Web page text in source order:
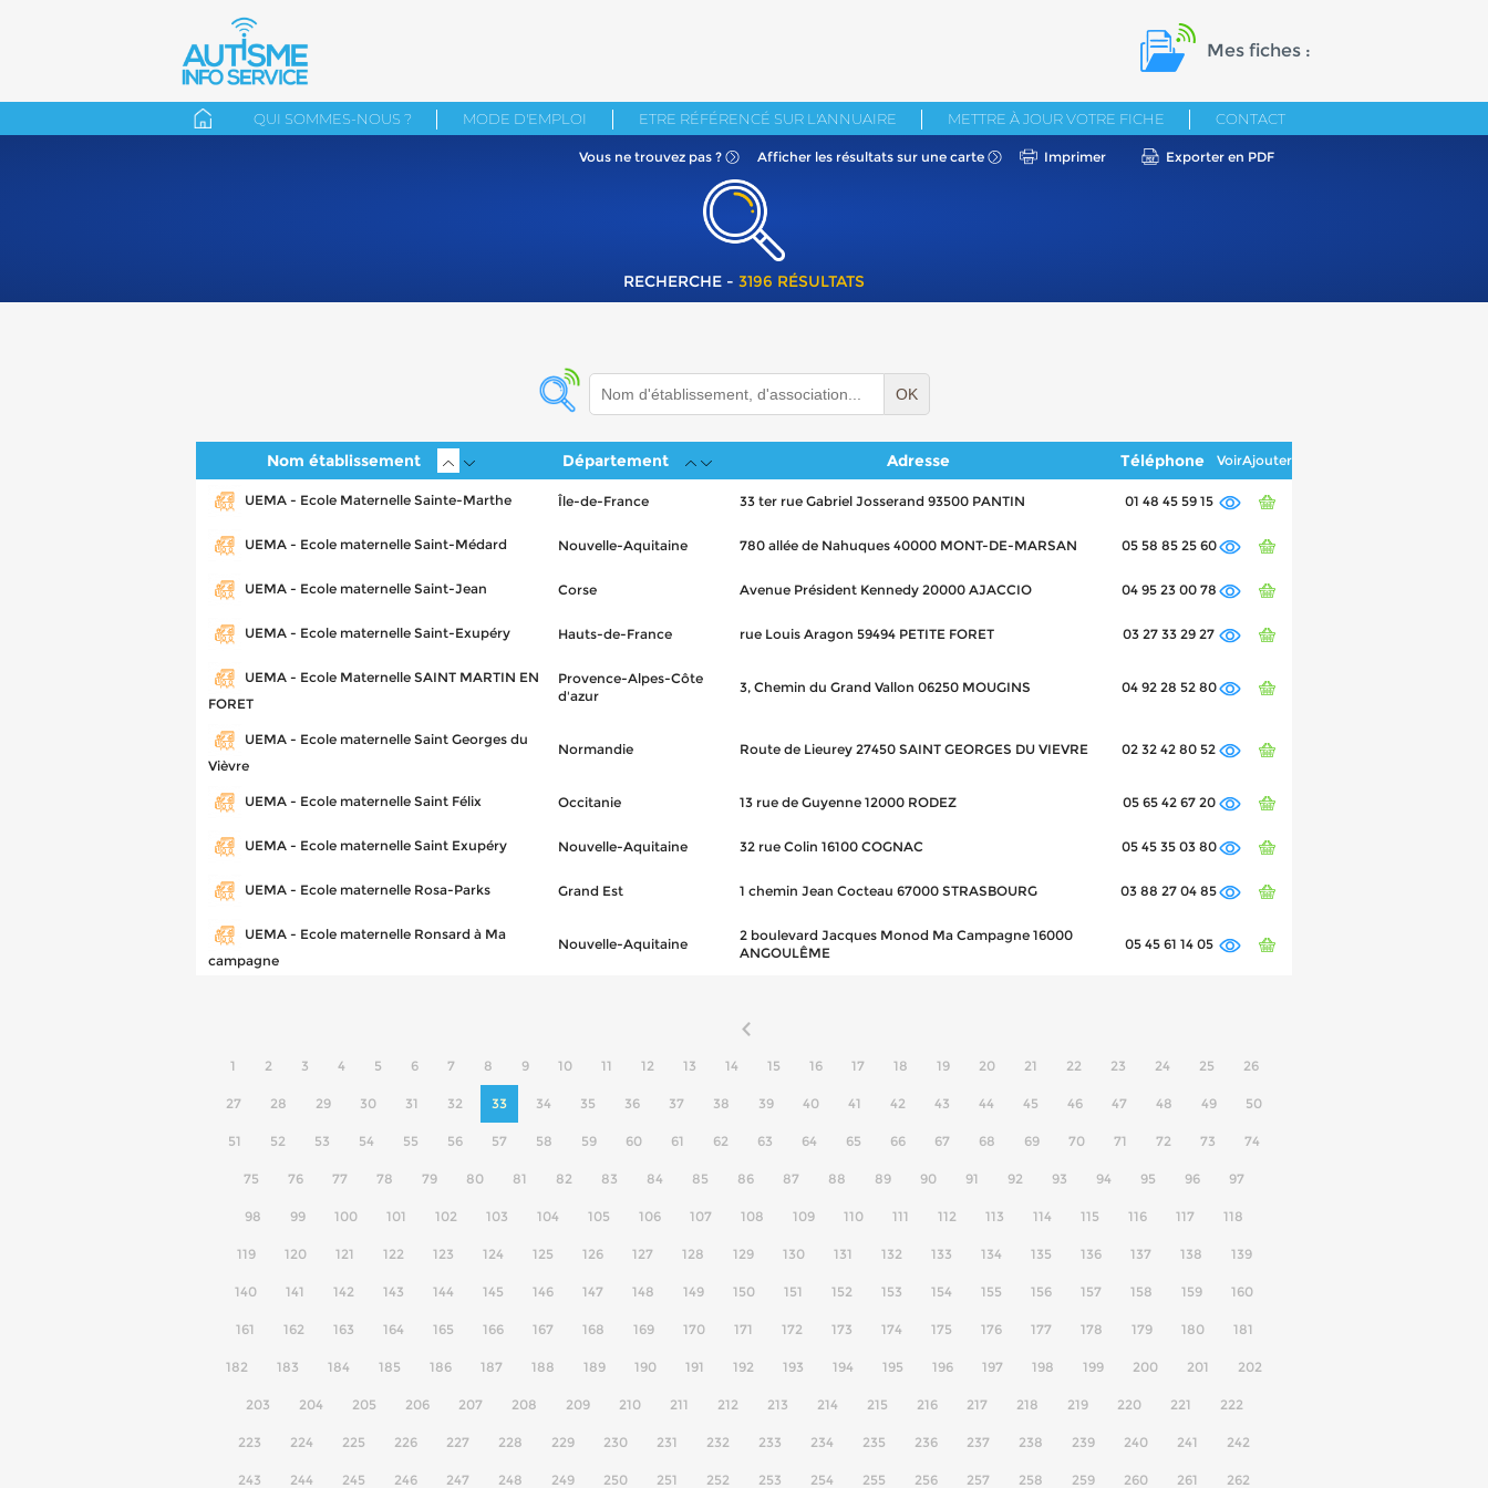
Mes fiches :
QUI SOMMES-NOUS ? MODE D'EMPLOI ETRE RÉFÉRENCÉ SUR L'ANNUAIRE METTRE À JOUR VOTRE FICHE CONTACT
Vous ne trouvez pas ? Afficher les résultats sur une carte Imprimer Exporter en PDF
RECHERCHE - 3196 RÉSULTATS
OK
Nom établissement Département Adresse Téléphone VoirAjouter
UEMA - Ecole Maternelle Sainte-Marthe Île-de-France 33 ter rue Gabriel Josserand 93500 PANTIN 01 48 45 59 15
UEMA - Ecole maternelle Saint-Médard Nouvelle-Aquitaine 780 allée de Nahuques 40000 MONT-DE-MARSAN 05 58 85 25 60
UEMA - Ecole maternelle Saint-Jean Corse Avenue Président Kennedy 20000 AJACCIO 04 95 23 00 78
UEMA - Ecole maternelle Saint-Exupéry Hauts-de-France rue Louis Aragon 59494 PETITE FORET 03 27 33 29 27
UEMA - Ecole Maternelle SAINT MARTIN EN
FORET
Provence-Alpes-Côte
d'azur
3, Chemin du Grand Vallon 06250 MOUGINS 04 92 28 52 80
UEMA - Ecole maternelle Saint Georges du
Vièvre
Normandie Route de Lieurey 27450 SAINT GEORGES DU VIEVRE 02 32 42 80 52
UEMA - Ecole maternelle Saint Félix Occitanie 13 rue de Guyenne 12000 RODEZ 05 65 42 67 20
UEMA - Ecole maternelle Saint Exupéry Nouvelle-Aquitaine 32 rue Colin 16100 COGNAC 05 45 35 03 80
UEMA - Ecole maternelle Rosa-Parks Grand Est 1 chemin Jean Cocteau 67000 STRASBOURG 03 88 27 04 85
UEMA - Ecole maternelle Ronsard à Ma
campagne
Nouvelle-Aquitaine
2 boulevard Jacques Monod Ma Campagne 16000
ANGOULÊME
05 45 61 14 05
1 2 3 4 5 6 7 8 9 10 11 12 13 14 15 16 17 18 19 20 21 22 23 24 25 26
27 28 29 30 31 32 33 34 35 36 37 38 39 40 41 42 43 44 45 46 47 48 49 50
51 52 53 54 55 56 57 58 59 60 61 62 63 64 65 66 67 68 69 70 71 72 73 74
75 76 77 78 79 80 81 82 83 84 85 86 87 88 89 90 91 92 93 94 95 96 97
98 99 100 101 102 103 104 105 106 107 108 109 110 111 112 113 114 115 116 117 118
119 120 121 122 123 124 125 126 127 128 129 130 131 132 133 134 135 136 137 138 139
140 141 142 143 144 145 146 147 148 149 150 151 152 153 154 155 156 157 158 159 160
161 162 163 164 165 166 167 168 169 170 171 172 173 174 175 176 177 178 179 180 181
182 183 184 185 186 187 188 189 190 191 192 193 194 195 196 197 198 199 200 201 202
203 204 205 206 207 208 209 210 211 212 213 214 215 216 217 218 219 220 221 222
223 224 225 226 227 228 229 230 231 232 233 234 235 236 237 238 239 240 241 242
243 244 245 246 247 248 249 250 251 252 253 254 255 256 257 258 259 260 261 262